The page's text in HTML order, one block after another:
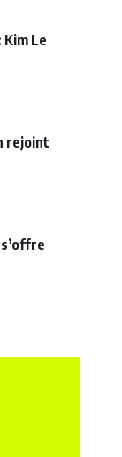
Kim Le
rejoint